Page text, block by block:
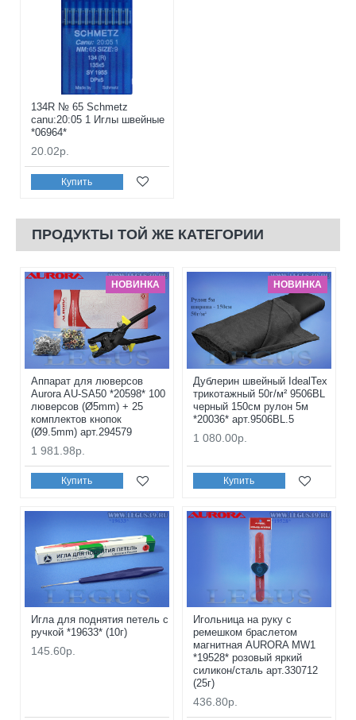
134R № 65 Schmetz
canu:20:05 1 Иглы швейные
*06964*
20.02р.
Купить
ПРОДУКТЫ ТОЙ ЖЕ КАТЕГОРИИ
НОВИНКА
Аппарат для люверсов
Aurora AU-SA50 *20598* 100
люверсов (Ø5mm) + 25
комплектов кнопок
(Ø9.5mm) арт.294579
1 981.98р.
Купить
НОВИНКА
Дублерин швейный IdealTex
трикотажный 50г/м² 9506BL
черный 150см рулон 5м
*20036* арт.9506BL.5
1 080.00р.
Купить
Игла для поднятия петель с
ручкой *19633* (10г)
145.60р.
Игольница на руку с
ремешком браслетом
магнитная AURORA MW1
*19528* розовый яркий
силикон/сталь арт.330712
(25г)
436.80р.